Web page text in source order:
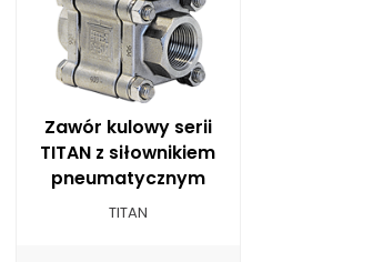
Zawór kulowy serii
TITAN z siłownikiem
pneumatycznym
TITAN